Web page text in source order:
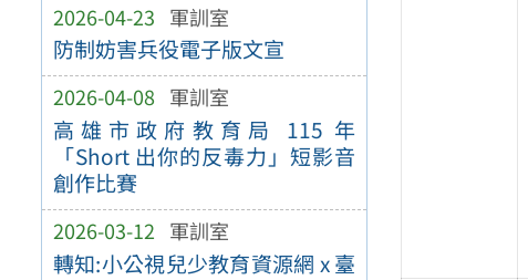
2026-04-23 軍訓室
防制妨害兵役電子版文宣
2026-04-08 軍訓室
高雄市政府教育局 115 年
「Short 出你的反毒力」短影音
創作比賽
2026-03-12 軍訓室
轉知:小公視兒少教育資源網 x 臺